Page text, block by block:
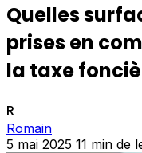
Quelles
prises en
la taxe
R
Romain
5 mai 2025 11 min de